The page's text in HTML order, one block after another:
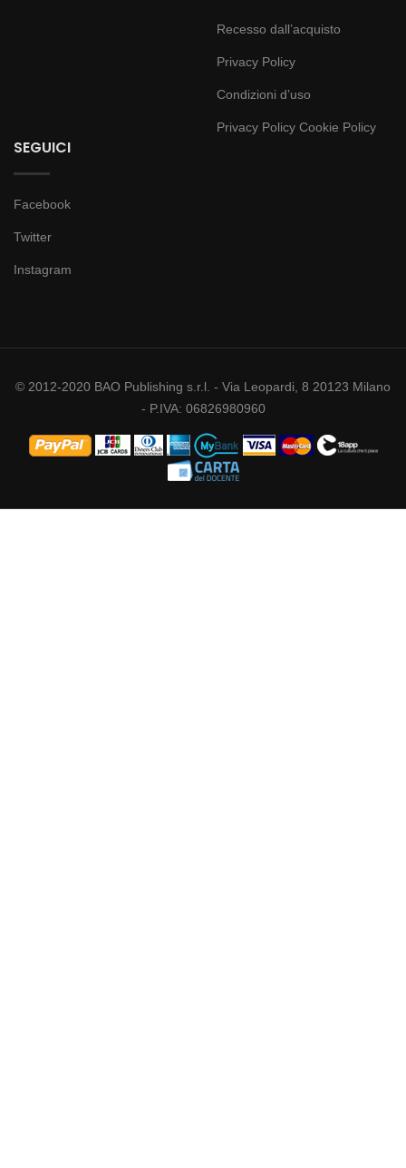
Recesso dall’acquisto
Privacy Policy
Condizioni d’uso
Privacy Policy Cookie Policy
SEGUICI
Facebook
Twitter
Instagram
© 2012-2020 BAO Publishing s.r.l. - Via Leopardi, 8 20123 Milano
- P.IVA: 06826980960